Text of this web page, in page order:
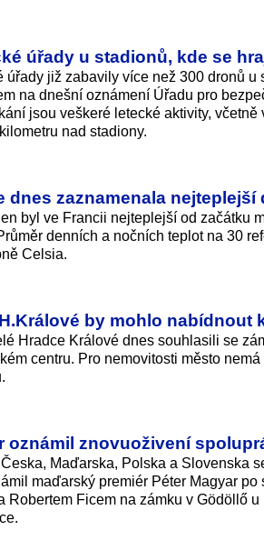
úřady u stadionů, kde se
úřady již zabavily více než 300 dronů
na dnešní oznámení Úřadu pro
jsou veškeré letecké aktivity,
nad stadiony.
dnes zaznamenala
byl ve Francii nejteplejší od začátku
denních a nočních teplot na 30
Celsia.
by mohlo
Hradce Králové dnes souhlasili se
centru. Pro nemovitosti město
oznámil znovuoživení
Maďarska, Polska a Slovenska
maďarský premiér Péter Magyar
Robertem Ficem na zámku v Gödöllő